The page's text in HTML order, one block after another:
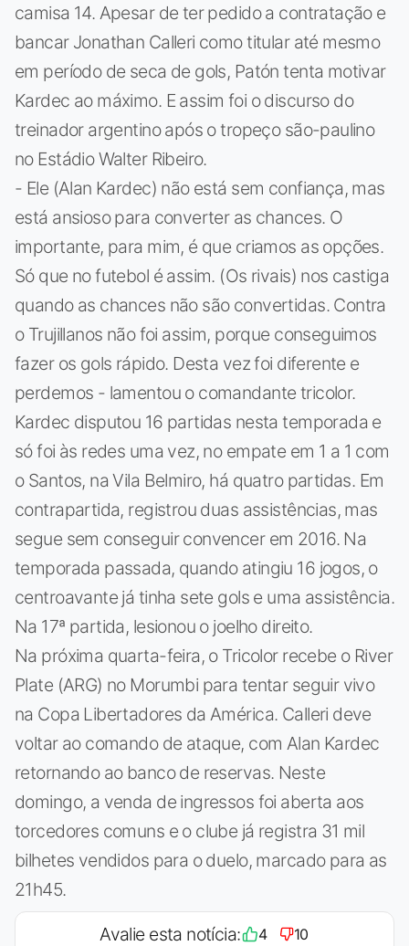
camisa 14. Apesar de ter pedido a contratação e
bancar Jonathan Calleri como titular até mesmo
em período de seca de gols, Patón tenta motivar
Kardec ao máximo. E assim foi o discurso do
treinador argentino após o tropeço são-paulino
no Estádio Walter Ribeiro.
- Ele (Alan Kardec) não está sem confiança, mas
está ansioso para converter as chances. O
importante, para mim, é que criamos as opções.
Só que no futebol é assim. (Os rivais) nos castiga
quando as chances não são convertidas. Contra
o Trujillanos não foi assim, porque conseguimos
fazer os gols rápido. Desta vez foi diferente e
perdemos - lamentou o comandante tricolor.
Kardec disputou 16 partidas nesta temporada e
só foi às redes uma vez, no empate em 1 a 1 com
o Santos, na Vila Belmiro, há quatro partidas. Em
contrapartida, registrou duas assistências, mas
segue sem conseguir convencer em 2016. Na
temporada passada, quando atingiu 16 jogos, o
centroavante já tinha sete gols e uma assistência.
Na 17ª partida, lesionou o joelho direito.
Na próxima quarta-feira, o Tricolor recebe o River
Plate (ARG) no Morumbi para tentar seguir vivo
na Copa Libertadores da América. Calleri deve
voltar ao comando de ataque, com Alan Kardec
retornando ao banco de reservas. Neste
domingo, a venda de ingressos foi aberta aos
torcedores comuns e o clube já registra 31 mil
bilhetes vendidos para o duelo, marcado para as
21h45.
Avalie esta notícia: 4 10